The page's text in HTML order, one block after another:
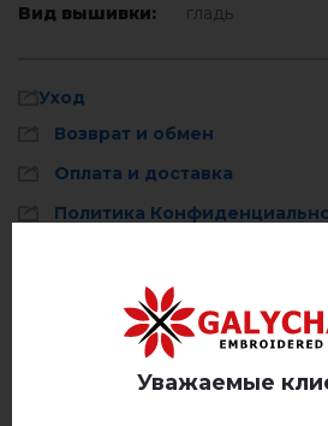
Вид вышивки:
гладь
Уход
Возврат и обмен
Оплата и доставка
Политика
(0) Ручная стирка до
гладить при
Уважаемые